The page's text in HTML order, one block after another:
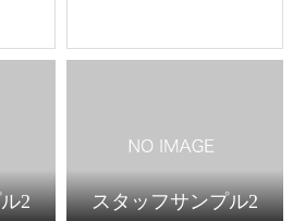
2 スタッフサンプル2